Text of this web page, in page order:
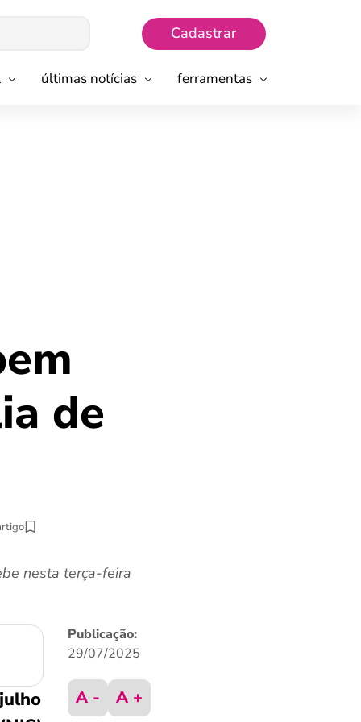
Cadastrar
últimas notícias ferramentas
de
nesta terça-feira
Publicação:
29/07/2025
A - A +